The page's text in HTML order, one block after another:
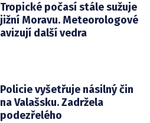
Tropické počasí stále sužuje
jižní Moravu. Meteorologové
avizují další vedra
Policie vyšetřuje násilný čin
na Valašsku. Zadržela
podezřelého